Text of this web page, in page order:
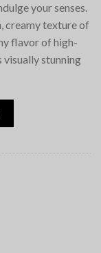
your senses.
creamy texture of
flavor of high-
visually stunning